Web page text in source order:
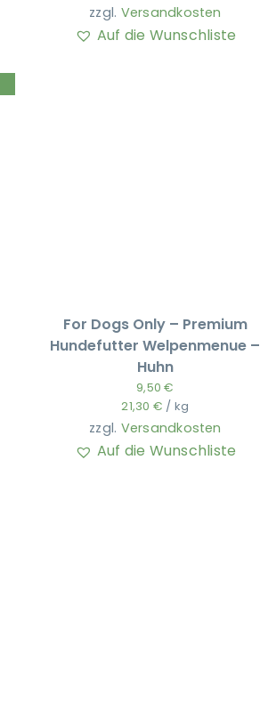
zzgl. Versandkosten
Auf die Wunschliste
For Dogs Only – Premium
Hundefutter Welpenmenue –
Huhn
9,50€
21,30 € / kg
zzgl. Versandkosten
Auf die Wunschliste